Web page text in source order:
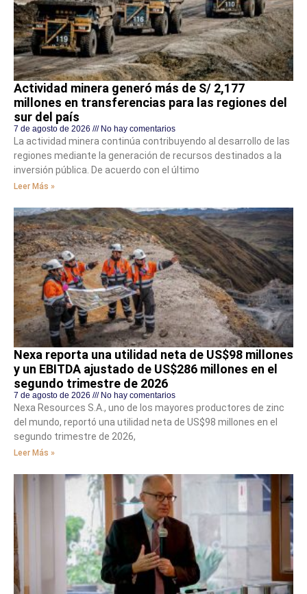
Actividad minera generó más de S/ 2,177
millones en transferencias para las regiones del
sur del país
7 de agosto de 2026 No hay comentarios
La actividad minera continúa contribuyendo al desarrollo de las
regiones mediante la generación de recursos destinados a la
inversión pública. De acuerdo con el último
Leer Más »
Nexa reporta una utilidad neta de US$98 millones
y un EBITDA ajustado de US$286 millones en el
segundo trimestre de 2026
7 de agosto de 2026 No hay comentarios
Nexa Resources S.A., uno de los mayores productores de zinc
del mundo, reportó una utilidad neta de US$98 millones en el
segundo trimestre de 2026,
Leer Más »